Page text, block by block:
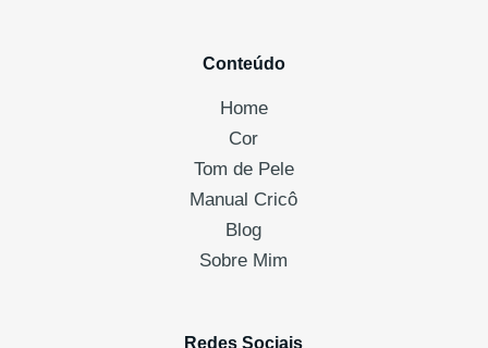
Conteúdo
Home
Cor
Tom de Pele
Manual Cricô
Blog
Sobre Mim
Redes Sociais